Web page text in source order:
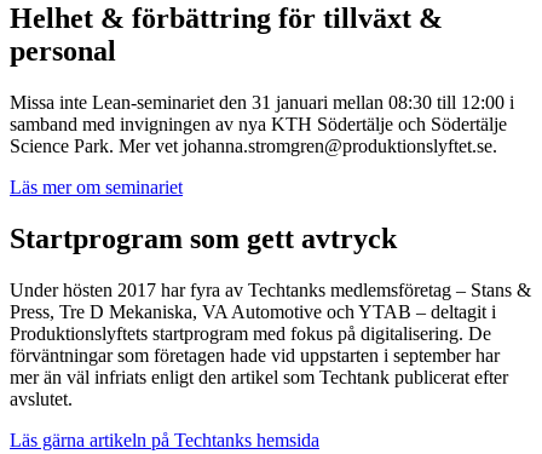
Helhet & förbättring för tillväxt &
personal
Missa inte Lean-seminariet den 31 januari mellan 08:30 till 12:00 i
samband med invigningen av nya KTH Södertälje och Södertälje
Science Park. Mer vet johanna.stromgren@produktionslyftet.se.
Läs mer om seminariet
Startprogram som gett avtryck
Under hösten 2017 har fyra av Techtanks medlemsföretag – Stans &
Press, Tre D Mekaniska, VA Automotive och YTAB – deltagit i
Produktionslyftets startprogram med fokus på digitalisering. De
förväntningar som företagen hade vid uppstarten i september har
mer än väl infriats enligt den artikel som Techtank publicerat efter
avslutet.
Läs gärna artikeln på Techtanks hemsida